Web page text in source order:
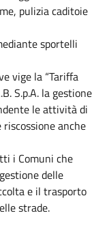
pulizia caditoie
sportelli
vige la “Tariffa
S.p.A. la gestione
le attività di
anche
i Comuni che
delle
e il trasporto
strade.